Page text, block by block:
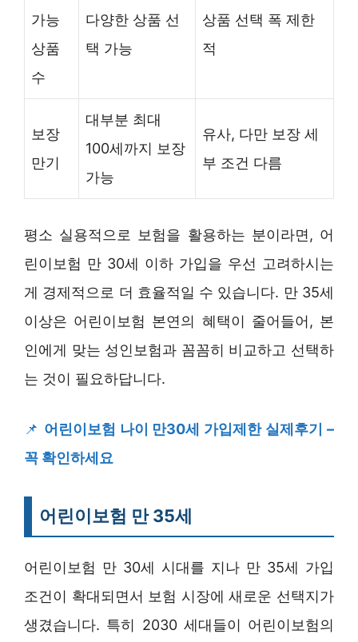
가능
상품
수
다양한 상품 선
택 가능
상품 선택 폭 제한
적
보장
만기
대부분 최대
100세까지 보장
가능
유사, 다만 보장 세
부 조건 다름
평소 실용적으로 보험을 활용하는 분이라면, 어
린이보험 만 30세 이하 가입을 우선 고려하시는
게 경제적으로 더 효율적일 수 있습니다. 만 35세
이상은 어린이보험 본연의 혜택이 줄어들어, 본
인에게 맞는 성인보험과 꼼꼼히 비교하고 선택하
는 것이 필요하답니다.
📌 어린이보험 나이 만30세 가입제한 실제후기 –
꼭 확인하세요
어린이보험 만 35세
어린이보험 만 30세 시대를 지나 만 35세 가입
조건이 확대되면서 보험 시장에 새로운 선택지가
생겼습니다. 특히 2030 세대들이 어린이보험의